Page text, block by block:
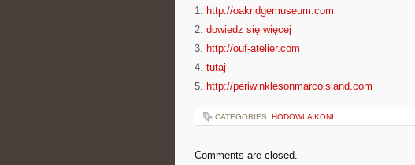
1. http://oakridgemuseum.com
2. dowiedz się więcej
3. http://ouf-atelier.com
4. tutaj
5. http://periwinklesonmarcoisland.com
CATEGORIES: HODOWLA KONI
Comments are closed.